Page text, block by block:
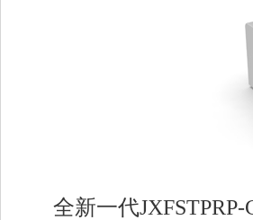
全新一代JXFSTPRP-